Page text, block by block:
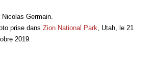
Nicolas Germain.
prise dansZion National Park, Utah, le 21
2019.